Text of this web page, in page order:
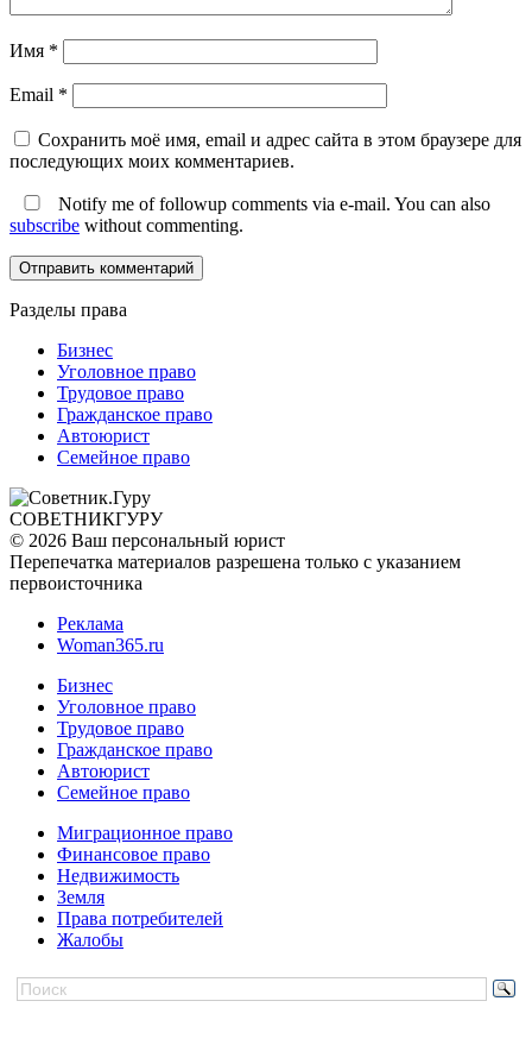
Имя *
Email *
Сохранить моё имя, email и адрес сайта в этом браузере для
последующих моих комментариев.
Notify me of followup comments via e-mail. You can also
subscribe without commenting.
Разделы права
Бизнес
Уголовное право
Трудовое право
Гражданское право
Автоюрист
Семейное право
СОВЕТНИКГУРУ
© 2026 Ваш персональный юрист
Перепечатка материалов разрешена только с указанием
первоисточника
Реклама
Woman365.ru
Бизнес
Уголовное право
Трудовое право
Гражданское право
Автоюрист
Семейное право
Миграционное право
Финансовое право
Недвижимость
Земля
Права потребителей
Жалобы